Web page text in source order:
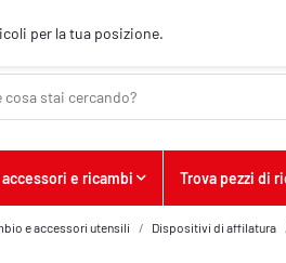
per la tua posizione.
e ricambi Trova pezzi di
e accessori utensili Dispositivi di affilatura